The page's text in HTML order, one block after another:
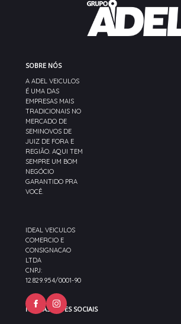
SOBRE NÓS
A ADEL VEICULOS
É UMA DAS
EMPRESAS MAIS
TRADICIONAIS NO
MERCADO DE
SEMINOVOS DE
JUIZ DE FORA E
REGIÃO. AQUI TEM
SEMPRE UM BOM
NEGÓCIO
GARANTIDO PRA
VOCÊ.
IDEAL VEICULOS
COMERCIO E
CONSIGNACAO
LTDA
CNPJ:
12.829.954/0001-90
NOSSAS REDES SOCIAIS